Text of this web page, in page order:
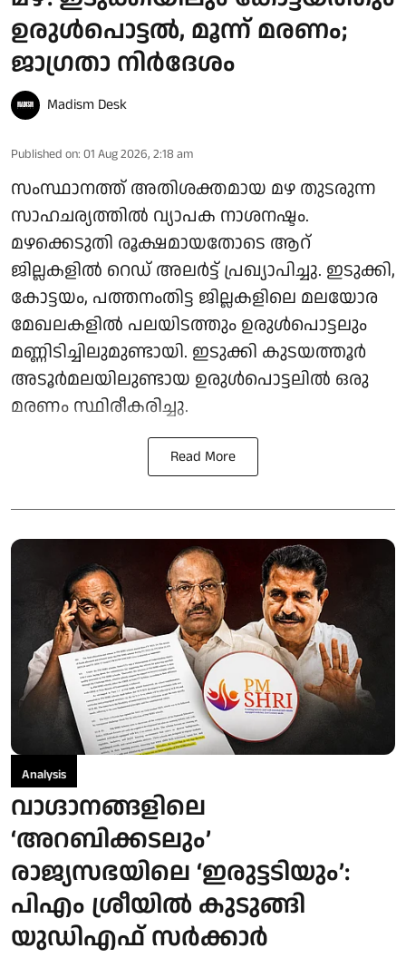
ഉരുള്‍പൊട്ടല്‍, മൂന്ന് മരണം;
ജാഗ്രതാ നിർദേശം
Madism Desk
Published on: 01 Aug 2026, 2:18 am
സംസ്ഥാനത്ത് അതിശക്തമായ മഴ തുടരുന്ന
സാഹചര്യത്തിൽ വ്യാപക നാശനഷ്ടം.
മഴക്കെടുതി രൂക്ഷമായതോടെ ആറ്
ജില്ലകളിൽ റെഡ് അലർട്ട് പ്രഖ്യാപിച്ചു. ഇടുക്കി,
കോട്ടയം, പത്തനംതിട്ട ജില്ലകളിലെ മലയോര
മേഖലകളിൽ പലയിടത്തും ഉരുൾപൊട്ടലും
മണ്ണിടിച്ചിലുമുണ്ടായി. ഇടുക്കി കുടയത്തൂർ
അടൂർമലയിലുണ്ടായ ഉരുൾപൊട്ടലിൽ ഒരു
മരണം സ്ഥിരീകരിച്ചു.
Read More
Analysis
വാഗ്ദാനങ്ങളിലെ
‘അറബിക്കടലും’
രാജ്യസഭയിലെ ‘ഇരുട്ടടിയും’:
പിഎം ശ്രീയിൽ കുടുങ്ങി
യുഡിഎഫ് സർക്കാർ